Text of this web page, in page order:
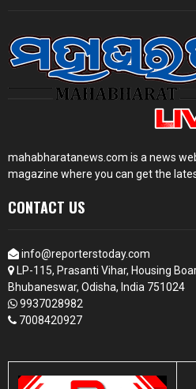
mahabharatanews.com is a news
magazine where you can get the
CONTACT US
info@reporterstoday.com
LP-115, Prasanti Vihar, Housing
Bhubaneswar, Odisha, India 751024
9937028982
7008420927